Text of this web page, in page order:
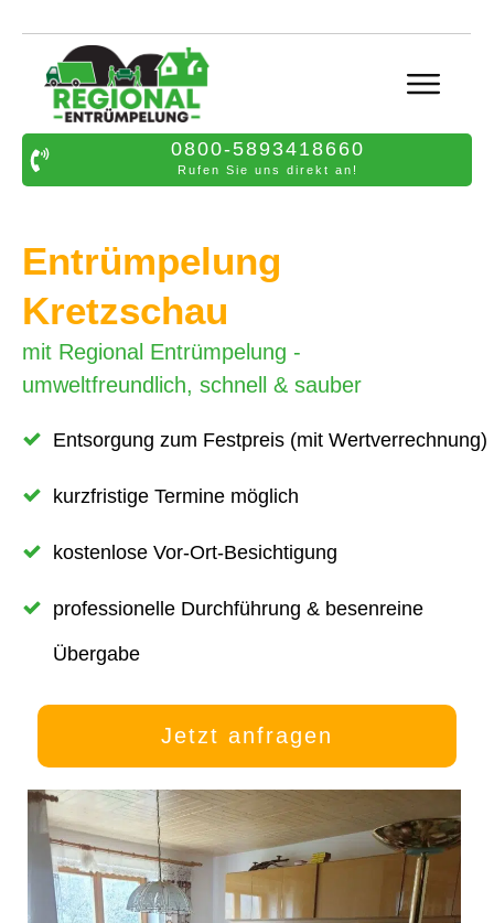
0800-5893418660
Rufen Sie uns direkt an!
Entrümpelung
Kretzschau
mit Regional Entrümpelung -
umweltfreundlich, schnell & sauber
Entsorgung zum Festpreis (mit Wertverrechnung)
kurzfristige Termine möglich
kostenlose Vor-Ort-Besichtigung
professionelle Durchführung & besenreine
Übergabe
Jetzt anfragen